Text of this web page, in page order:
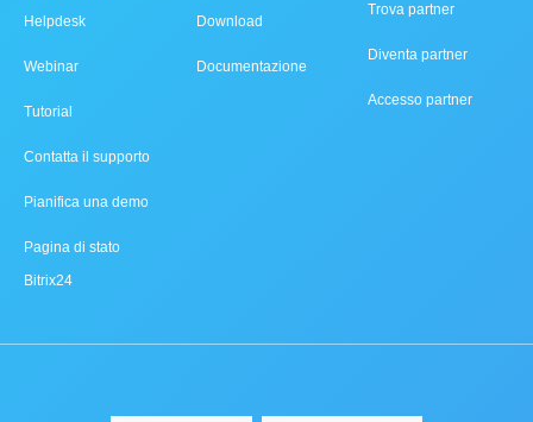
Helpdesk
Webinar
Tutorial
Contatta il supporto
Pianifica una demo
Pagina di stato
Bitrix24
Download
Documentazione
Trova partner
Diventa partner
Accesso partner